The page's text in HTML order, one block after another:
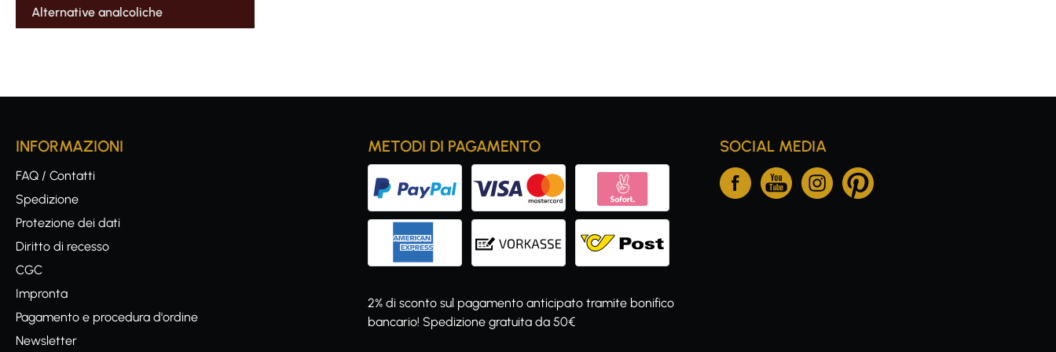
Alternative analcoliche
INFORMAZIONI
FAQ / Contatti
Spedizione
Protezione dei dati
Diritto di recesso
CGC
Impronta
Pagamento e procedura d'ordine
Newsletter
METODI DI PAGAMENTO
2% di sconto sul pagamento anticipato tramite bonifico
bancario! Spedizione gratuita da 50€
SOCIAL MEDIA